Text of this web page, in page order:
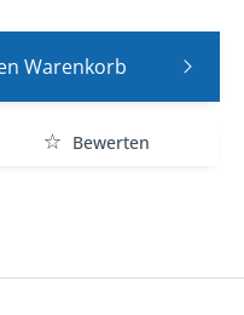
Warenkorb
Bewerten